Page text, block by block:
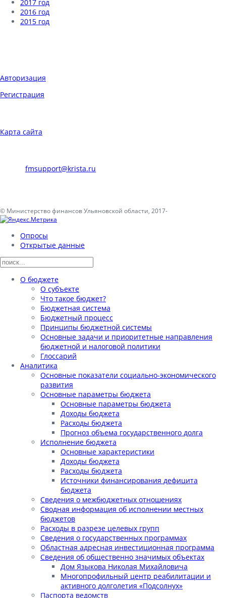
2017 год
2016 год
2015 год
Авторизация
Регистрация
Карта сайта
fmsupport@krista.ru
© Министерство финансов Ульяновской области, 2017-
Опросы
Открытые данные
О бюджете
О субъекте
Что такое бюджет?
Бюджетная система
Бюджетный процесс
Принципы бюджетной системы
Основные задачи и приоритетные направления
бюджетной и налоговой политики
Глоссарий
Аналитика
Основные показатели социально-экономического
развития
Основные параметры бюджета
Основные параметры бюджета
Доходы бюджета
Расходы бюджета
Прогноз объема государственного долга
Исполнение бюджета
Основные характеристики
Доходы бюджета
Расходы бюджета
Источники финансирования дефицита
бюджета
Сведения о межбюджетных отношениях
Сводная информация об исполнении местных
бюджетов
Расходы в разрезе целевых групп
Сведения о государственных программах
Областная адресная инвестиционная программа
Сведения об общественно значимых объектах
Дом Языкова Николая Михайловича
Многопрофильный центр реабилитации и
активного долголетия «Подсолнух»
Паспорта ведомств